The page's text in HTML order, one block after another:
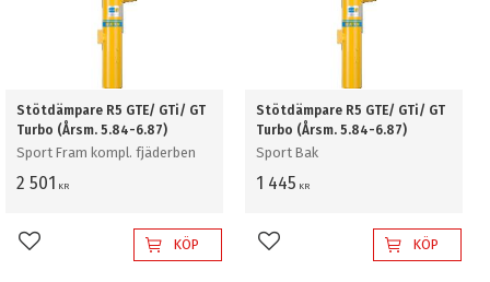
Stötdämpare R5 GTE/ GTi/ GT
Turbo (Årsm. 5.84-6.87)
Sport Fram kompl. fjäderben
2 501 KR
Lägg till i favoriterKÖP
Stötdämpare R5 GTE/ GTi/ GT
Turbo (Årsm. 5.84-6.87)
Sport Bak
1 445 KR
Lägg till i favoriterKÖP